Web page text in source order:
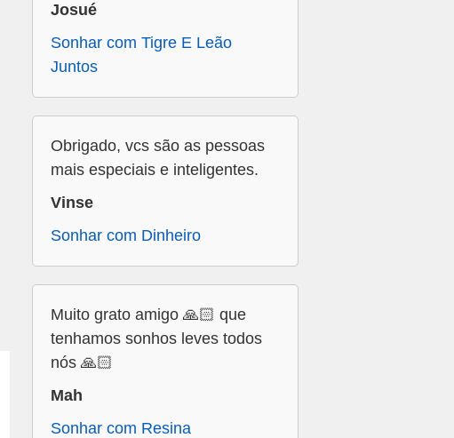
Josué
Sonhar com Tigre E Leão
Juntos
Obrigado, vcs são as pessoas
mais especiais e inteligentes.
Vinse
Sonhar com Dinheiro
Muito grato amigo 🙏🏻 que
tenhamos sonhos leves todos
nós 🙏🏻
Mah
Sonhar com Resina